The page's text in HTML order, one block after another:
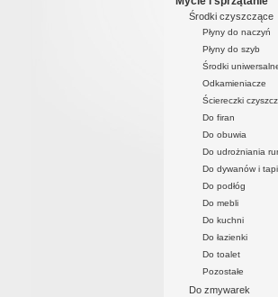
Środki czyszczące
Płyny do naczyń
Płyny do szyb
Środki
Odkamieniacze
Ściereczki
Do firan
Do obuwia
Do udrożniania
Do dywanów i
Do podłóg
Do mebli
Do kuchni
Do łazienki
Do toalet
Pozostałe
Do zmywarek